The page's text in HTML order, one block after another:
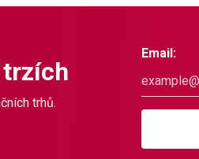
trhů.
Email: